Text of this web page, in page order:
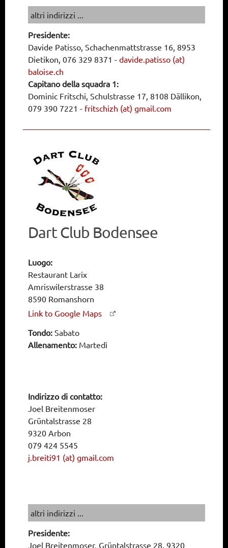
altri indirizzi ...
Presidente:
Davide Patisso, Schachenmattstrasse 16, 8953
Dietikon, 076 329 8371 - davide.patisso (at)
baloise.ch
Capitano della squadra 1:
Dominic Fritschi, Schulstrasse 17, 8108 Dällikon,
079 390 7221 - fritschizh (at) gmail.com
Dart Club Bodensee
Luogo:
Restaurant Larix
Amriswilerstrasse 38
8590 Romanshorn
Link to Google Maps
Tondo: Sabato
Allenamento: Martedì
Indirizzo di contatto:
Joel Breitenmoser
Grüntalstrasse 28
9320 Arbon
079 424 5545
j.breiti91 (at) gmail.com
altri indirizzi ...
Presidente:
Joel Breitenmoser, Grüntalstrasse 28, 9320